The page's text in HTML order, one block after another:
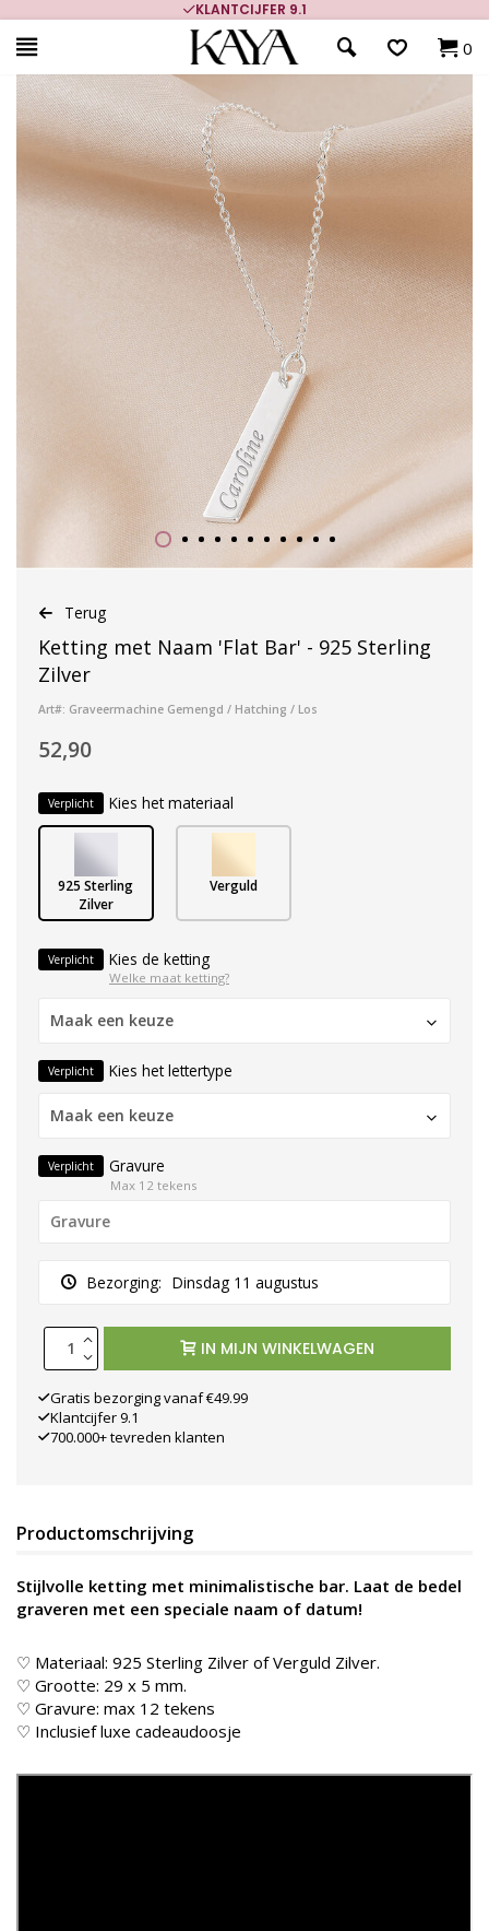
KLANTCIJFER 9.1
0
Terug
Ketting met Naam 'Flat Bar' - 925 Sterling
Zilver
Art#: Graveermachine Gemengd / Hatching / Los
52,90
Verplicht Kies het materiaal
925 Sterling
Zilver
Verguld
Verplicht Kies de ketting
Welke maat ketting?
Maak een keuze
Verplicht Kies het lettertype
Maak een keuze
Verplicht Gravure
Max 12 tekens
Bezorging: Dinsdag 11 augustus
IN MIJN WINKELWAGEN
Gratis bezorging vanaf €49.99
Klantcijfer 9.1
700.000+ tevreden klanten
Productomschrijving
Stijlvolle ketting met minimalistische bar. Laat de bedel
graveren met een speciale naam of datum!
♡ Materiaal: 925 Sterling Zilver of Verguld Zilver.
♡ Grootte: 29 x 5 mm.
♡ Gravure: max 12 tekens
♡ Inclusief luxe cadeaudoosje